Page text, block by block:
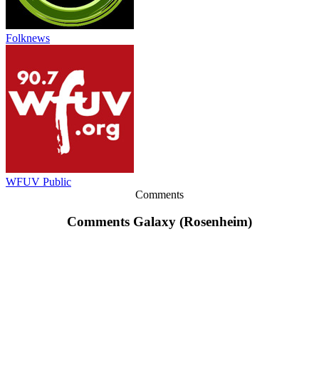
Folknews
WFUV Public
Comments
Comments Galaxy (Rosenheim)